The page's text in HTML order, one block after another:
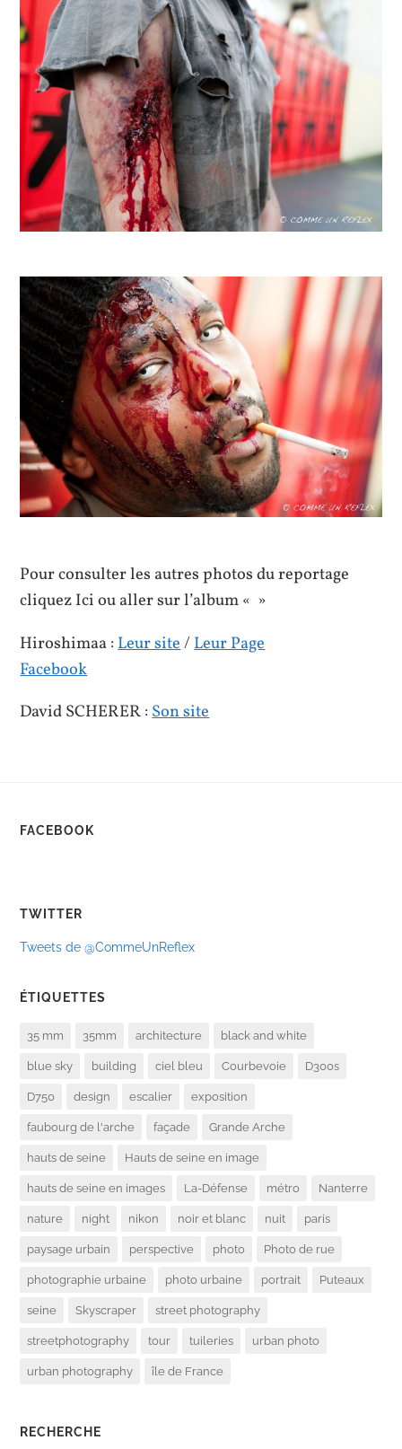
Pour consulter les autres photos du reportage
cliquez Ici ou aller sur l’album « »
Hiroshimaa :Leur site/Leur Page
Facebook
David SCHERER :Son site
FACEBOOK
TWITTER
Tweets de @CommeUnReflex
ÉTIQUETTES
35 mm 35mm architecture black and white
blue sky building ciel bleu Courbevoie D300s
D750 design escalier exposition
faubourg de l'arche façade Grande Arche
hauts de seine Hauts de seine en image
hauts de seine en images La-Défense métro Nanterre
nature night nikon noir et blanc nuit paris
paysage urbain perspective photo Photo de rue
photographie urbaine photo urbaine portrait Puteaux
seine Skyscraper street photography
streetphotography tour tuileries urban photo
urban photography île de France
RECHERCHE